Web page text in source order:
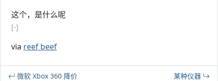
这个，是什么呢
[-]
via reef beef
微软 Xbox 360 降价 某种仪器